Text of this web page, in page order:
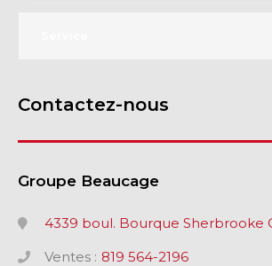
Contactez-nous
Groupe Beaucage
4339 boul. Bourque Sherbrooke
Ventes : 819 564-2196